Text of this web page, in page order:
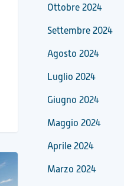
Ottobre 2024
Settembre 2024
Agosto 2024
Luglio 2024
Giugno 2024
Maggio 2024
Aprile 2024
Marzo 2024